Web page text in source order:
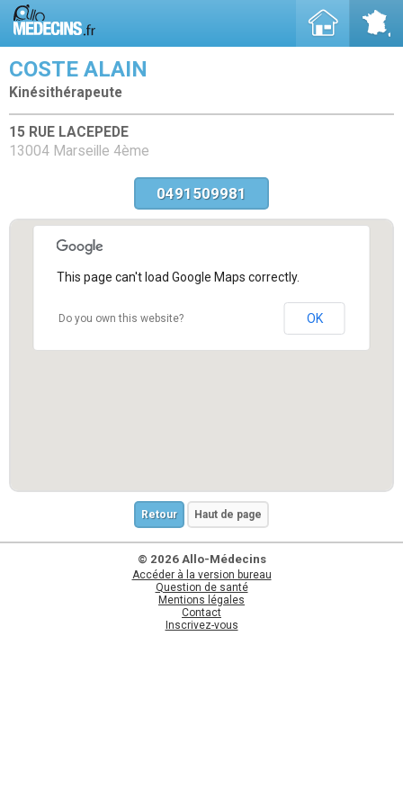
COSTE ALAIN
Kinésithérapeute
15 RUE LACEPEDE
13004 Marseille 4ème
0491509981
This page can't load Google Maps correctly.
Do you own this website? OK
Retour Haut de page
© 2026 Allo-Médecins
Accéder à la version bureau
Question de santé
Mentions légales
Contact
Inscrivez-vous